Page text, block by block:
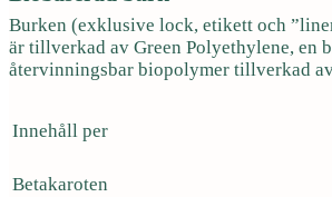
Burken (exklusive lock, etikett och
är tillverkad av Green Polyethylene, en
återvinningsbar biopolymer tillverkad
Innehåll per
Betakaroten